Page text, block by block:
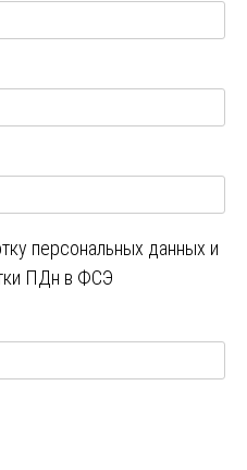
персональных данных и
ПДн в ФСЭ